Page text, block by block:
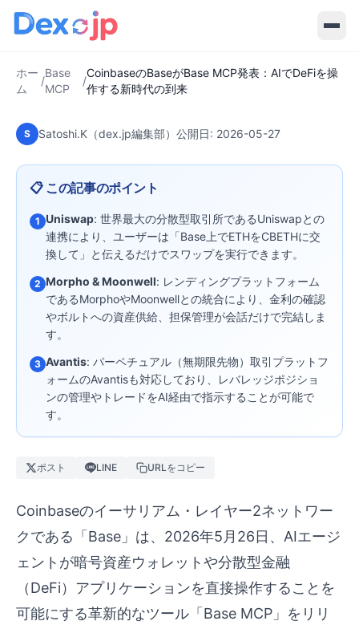
ホー
ム
/
Base
MCP
/
CoinbaseのBaseがBase MCP発表：AIでDeFiを操
作する新時代の到来
2026-05-27
CoinbaseのBaseがBase MCP発表：
AIでDeFiを操作する新時代の到来
S Satoshi.K（dex.jp編集部） 公開日: 2026-05-27
📋 この記事のポイント
1 Uniswap: 世界最大の分散型取引所であるUniswapとの
連携により、ユーザーは「Base上でETHをCBETHに交
換して」と伝えるだけでスワップを実行できます。
2 Morpho & Moonwell: レンディングプラットフォーム
であるMorphoやMoonwellとの統合により、金利の確認
やボルトへの資産供給、担保管理が会話だけで完結しま
す。
3 Avantis: パーペチュアル（無期限先物）取引プラットフ
ォームのAvantisも対応しており、レバレッジポジショ
ンの管理やトレードをAI経由で指示することが可能で
す。
ポスト LINE URLをコピー
Coinbaseのイーサリアム・レイヤー2ネットワー
クである「Base」は、2026年5月26日、AIエージ
ェントが暗号資産ウォレットや分散型金融
（DeFi）アプリケーションを直接操作することを
可能にする革新的なツール「Base MCP」をリリ